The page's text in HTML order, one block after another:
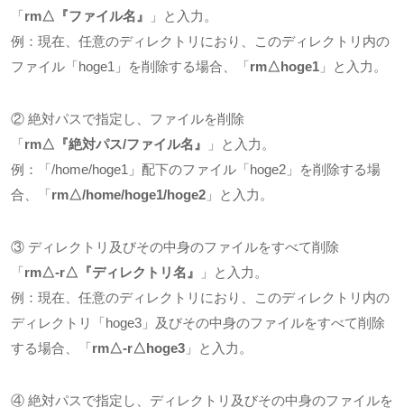
「 rm△ 『ファイル名』
」と入力。
例：現在、任意のディレクトリにおり、このディレクトリ内の
ファイル「 hoge1 」を削除する場合、「 rm△hoge1 」と入力。
② 絶対パスで指定し、ファイルを削除
「 rm△ 『絶対パス/ファイル名』
」と入力。
例：「 /home/hoge1 」配下のファイル「 hoge2 」を削除する場
合、「 rm△/home/hoge1/hoge2 」と入力。
③ ディレクトリ及びその中身のファイルをすべて削除
「 rm△-r△ 『ディレクトリ名』
」と入力。
例：現在、任意のディレクトリにおり、このディレクトリ内の
ディレクトリ「 hoge3 」及びその中身のファイルをすべて削除
する場合、「 rm△-r△hoge3 」と入力。
④ 絶対パスで指定し、ディレクトリ及びその中身のファイルを